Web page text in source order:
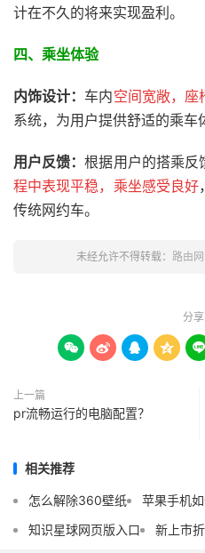
计在不久的将来实现盈利。
四、乘坐体验
内饰设计： 车内空间宽敞，座
系统，为用户提供舒适的乘车
用户反馈：根据用户的搭乘反
程中表现平稳，乘坐感受良好
传统网约车。
未经允许不得转载： 路由网
分享
    
上一篇
pr流畅运行的电脑配置？
相关推荐
怎么解除360壁纸
苹果手机
知识星球网页版入口
新上市